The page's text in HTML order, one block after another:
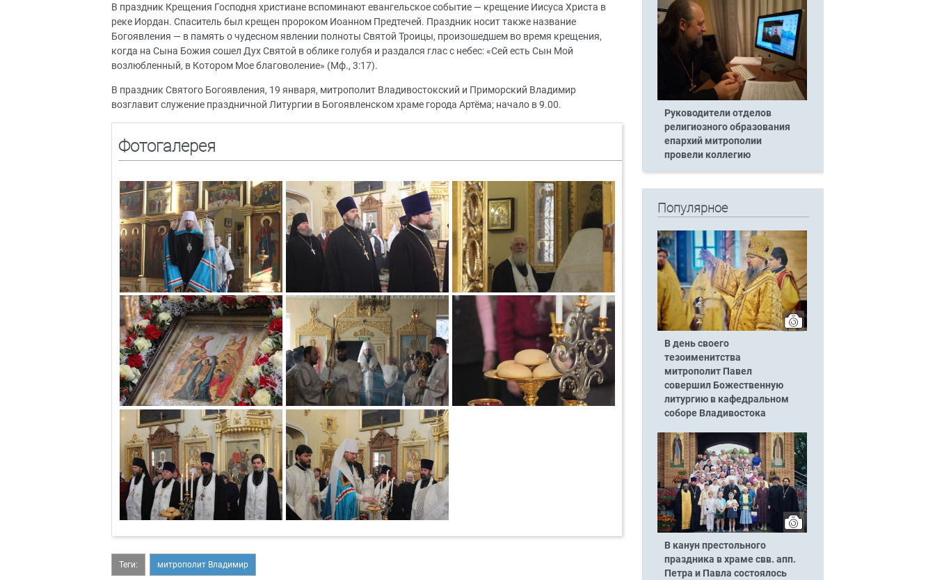
В праздник Крещения Господня христиане вспоминают евангельское событие — крещение Иисуса Христа в
реке Иордан. Спаситель был крещен пророком Иоанном Предтечей. Праздник носит также название
Богоявления — в память о чудесном явлении полноты Святой Троицы, произошедшем во время крещения,
когда на Сына Божия сошел Дух Святой в облике голубя и раздался глас с небес: «Сей есть Сын Мой
возлюбленный, в Котором Мое благоволение» (Мф., 3:17).
В праздник Святого Богоявления, 19 января, митрополит Владивостокский и Приморский Владимир
возглавит служение праздничной Литургии в Богоявленском храме города Артёма; начало в 9.00.
Фотогалерея
Теги: митрополит Владимир
Руководители отделов
религиозного образования
епархий митрополии
провели коллегию
Популярное
В день своего
тезоименитства
митрополит Павел
совершил Божественную
литургию в кафедральном
соборе Владивостока
В канун престольного
праздника в храме свв. апп.
Петра и Павла состоялось